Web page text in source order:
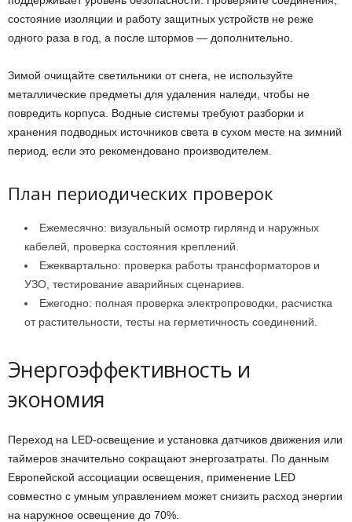
состояние изоляции и работу защитных устройств не реже
одного раза в год, а после штормов — дополнительно.
Зимой очищайте светильники от снега, не используйте
металлические предметы для удаления наледи, чтобы не
повредить корпуса. Водные системы требуют разборки и
хранения подводных источников света в сухом месте на зимний
период, если это рекомендовано производителем.
План периодических проверок
Ежемесячно: визуальный осмотр гирлянд и наружных
кабелей, проверка состояния креплений.
Ежеквартально: проверка работы трансформаторов и
УЗО, тестирование аварийных сценариев.
Ежегодно: полная проверка электропроводки, расчистка
от растительности, тесты на герметичность соединений.
Энергоэффективность и
экономия
Переход на LED-освещение и установка датчиков движения или
таймеров значительно сокращают энергозатраты. По данным
Европейской ассоциации освещения, применение LED
совместно с умным управлением может снизить расход энергии
на наружное освещение до 70%.